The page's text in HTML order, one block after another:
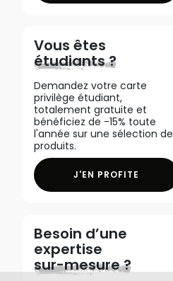
Vous êtes
étudiants ?
Demandez votre carte
privilège étudiant,
totalement gratuite et
bénéficiez de -15% toute
l'année sur une sélection de
produits.
J'EN PROFITE
Besoin d’une
expertise
sur-mesure ?